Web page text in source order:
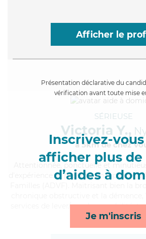
Afficher le
Présentation déclarative du
vérification avant toute mise
Inscrivez-
afficher plus
d’aides à
Je m'inscris
SÉRIEUSE
Victoria Y.,
à 5km de chez
, ponctuelle et
d'expérience et possède un diplôme
services de lever/coucher, mobilité,